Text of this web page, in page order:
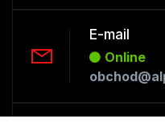
E-mail
Online